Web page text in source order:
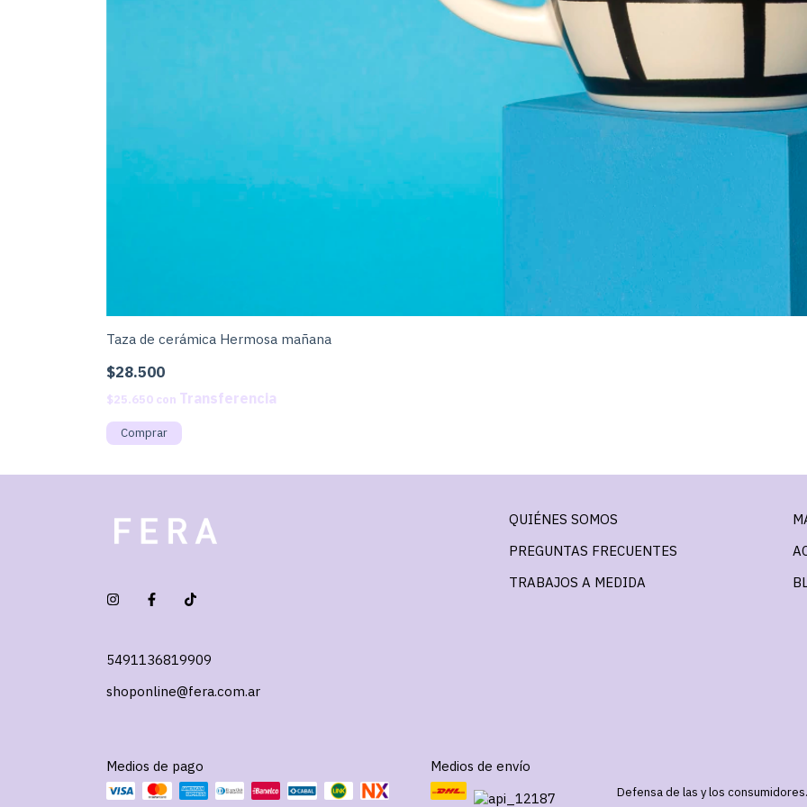
Taza de cerámica Hermosa mañana
$28.500
$25.650 con
5491136819909
shoponline@fera.com.ar
QUIÉNES SOMOS
PREGUNTAS FRECUENTES
TRABAJOS A MEDIDA
Medios de pago Medios de envío
Defensa de las y los